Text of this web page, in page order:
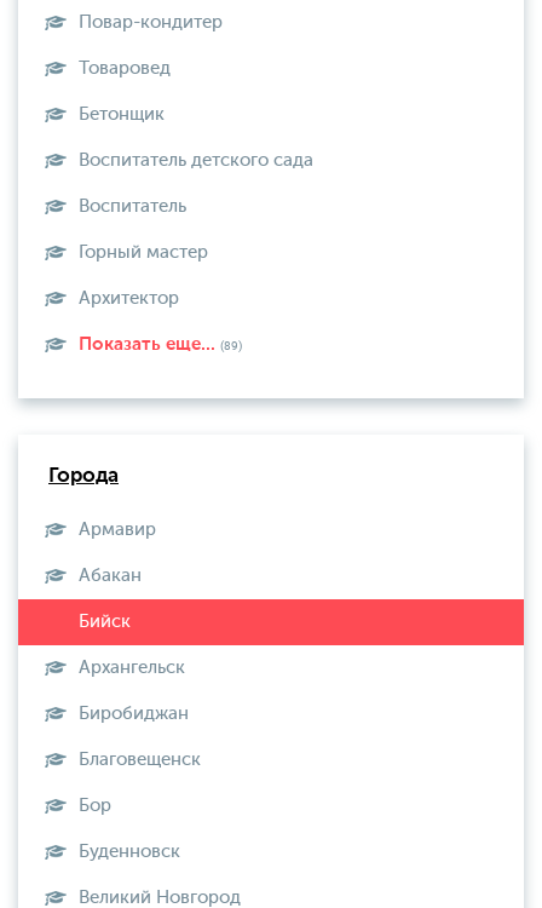
Повар-кондитер
Товаровед
Бетонщик
Воспитатель детского сада
Воспитатель
Горный мастер
Архитектор
Показать еще... (89)
Города
Армавир
Абакан
Архангельск
Биробиджан
Благовещенск
Бор
Буденновск
Великий Новгород